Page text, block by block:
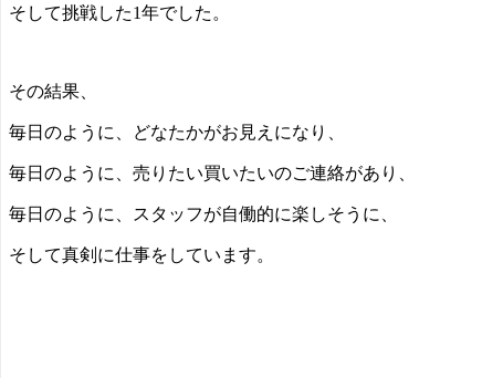
そして挑戦した1年でした。
その結果、
毎日のように、どなたかがお見えになり、
毎日のように、売りたい買いたいのご連絡があり、
毎日のように、スタッフが自働的に楽しそうに、
そして真剣に仕事をしています。